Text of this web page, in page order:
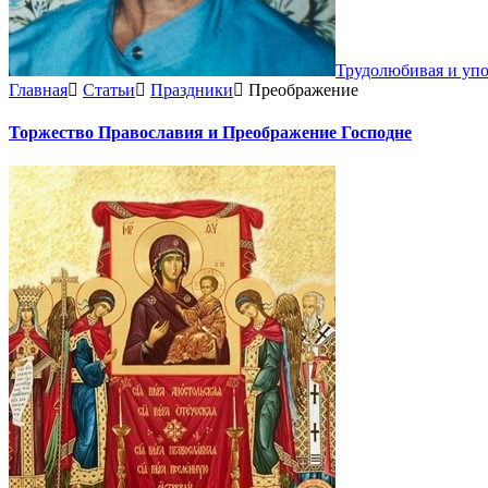
Трудолюбивая и
Главная
Статьи Праздники Преображение
Торжество Православия и Преображение Господне